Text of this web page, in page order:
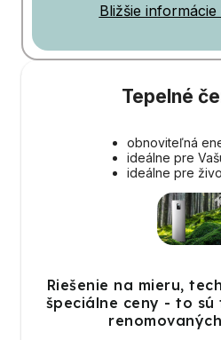
Bližšie informácie
Tepelné
obnoviteľná
ideálne pre
ideálne pre
Riešenie na mieru,
špeciálne ceny - to